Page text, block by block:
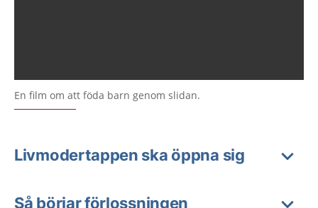
En film om att föda barn genom slidan.
Livmodertappen ska öppna sig
Så börjar förlossningen